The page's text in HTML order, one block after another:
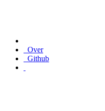
Over
Github